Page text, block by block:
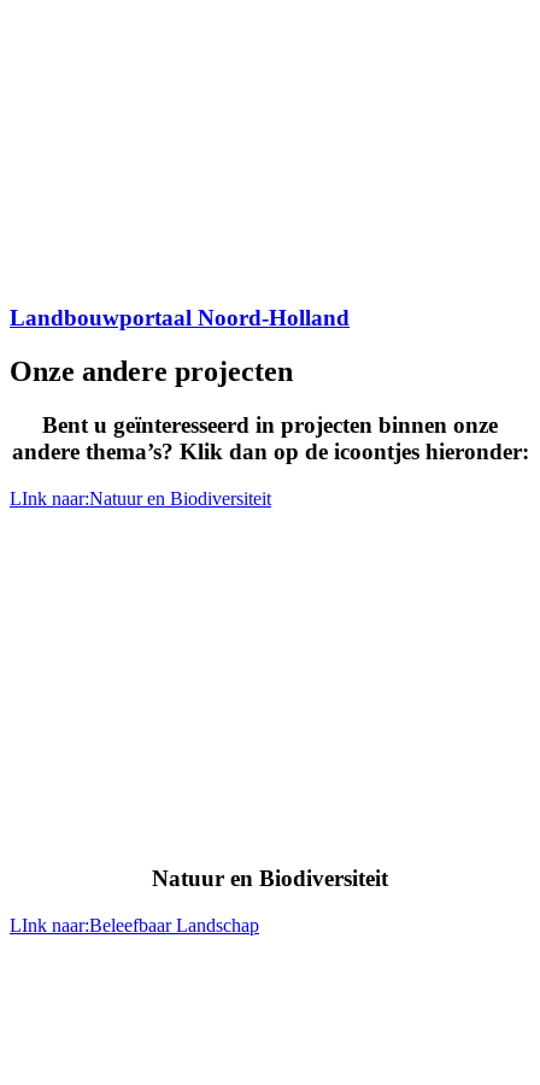
Landbouwportaal Noord-Holland
Onze andere projecten
Bent u geïnteresseerd in projecten binnen onze
andere thema’s? Klik dan op de icoontjes hieronder:
LInk naar:Natuur en Biodiversiteit
Natuur en Biodiversiteit
LInk naar:Beleefbaar Landschap